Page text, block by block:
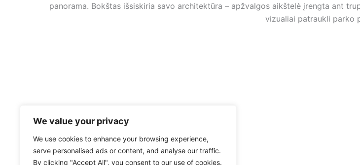
We value your privacy
We use cookies to enhance your browsing experience,
serve personalised ads or content, and analyse our traffic.
By clicking "Accept All", you consent to our use of cookies.
panorama. Bokštas išsiskiria savo architektūra – apžvalgos aikštelė įrengta ant
vizualiai patraukli parko